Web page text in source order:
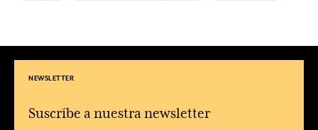
NEWSLETTER
Suscríbe a nuestra newsletter